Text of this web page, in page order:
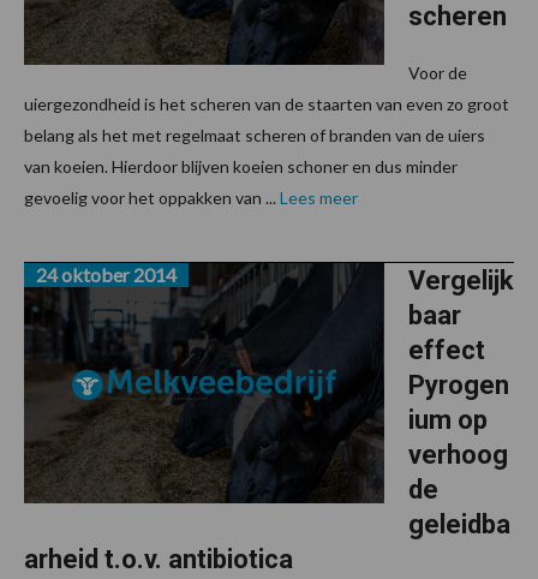
scheren
Voor de
uiergezondheid is het scheren van de staarten van even zo groot
belang als het met regelmaat scheren of branden van de uiers
van koeien. Hierdoor blijven koeien schoner en dus minder
gevoelig voor het oppakken van ... Lees meer
Vergelijk
baar
effect
Pyrogen
ium op
verhoog
de
geleidba
arheid t.o.v. antibiotica
24 oktober 2014